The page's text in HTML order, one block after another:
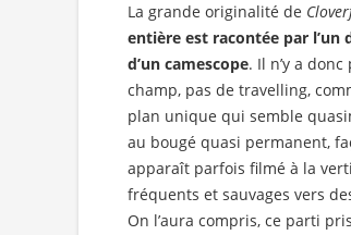
La grande originalité de
entière est racontée par l’un
d’un camescope. Il n’y a
champ, pas de travelling,
plan unique qui semble
au bougé quasi permanent,
apparaît parfois filmé à la
fréquents et sauvages vers
On l’aura compris, ce parti